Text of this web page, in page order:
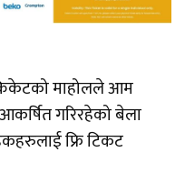
माहोलले आम
गरिरहेको बेला
फ्रि टिकट